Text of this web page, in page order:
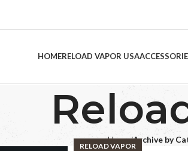
HOMERELOAD VAPOR USA
Home Archive by
RELOAD VAPOR